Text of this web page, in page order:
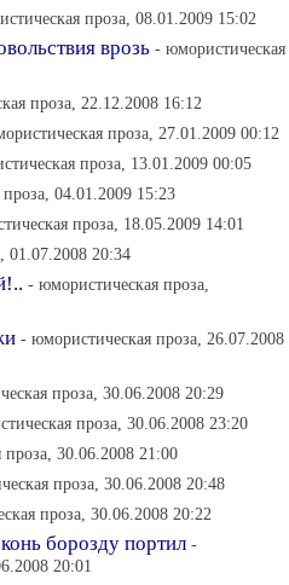
проза, 08.01.2009 15:02
врозь - юмористическая
проза, 22.12.2008 16:12
проза, 27.01.2009 00:12
проза, 13.01.2009 00:05
04.01.2009 15:23
проза, 18.05.2009 14:01
01.07.2008 20:34
- юмористическая проза,
- юмористическая проза, 26.07.2008
проза, 30.06.2008 20:29
проза, 30.06.2008 23:20
30.06.2008 21:00
проза, 30.06.2008 20:48
проза, 30.06.2008 20:22
борозду портил -
20:01